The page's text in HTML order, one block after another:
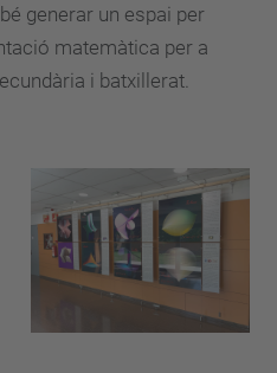
generar un espai per
matemàtica per a
i batxillerat.